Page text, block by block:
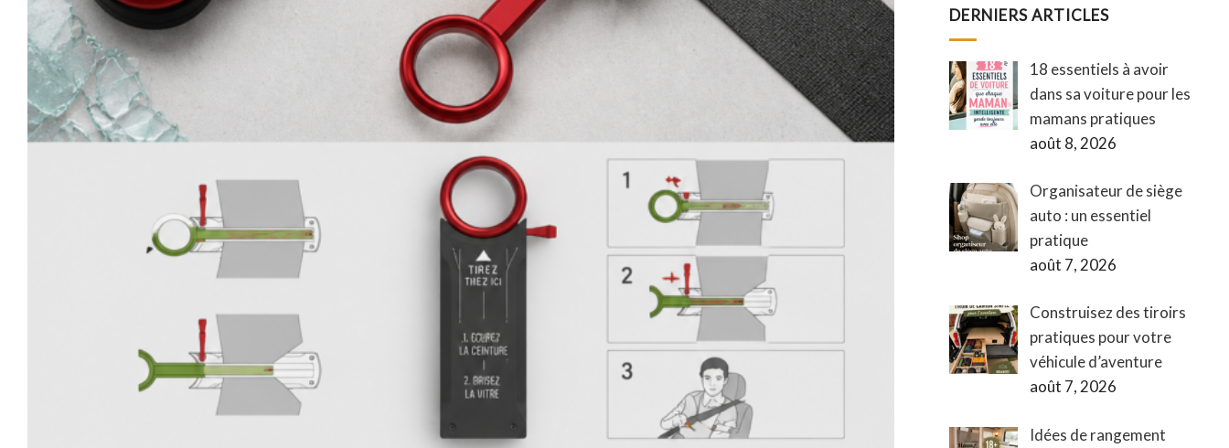
DERNIERS ARTICLES
18 essentiels à avoir
dans sa voiture pour les
mamans pratiques
août 8, 2026
Organisateur de siège
auto : un essentiel
pratique
août 7, 2026
Construisez des tiroirs
pratiques pour votre
véhicule d’aventure
août 7, 2026
Idées de rangement